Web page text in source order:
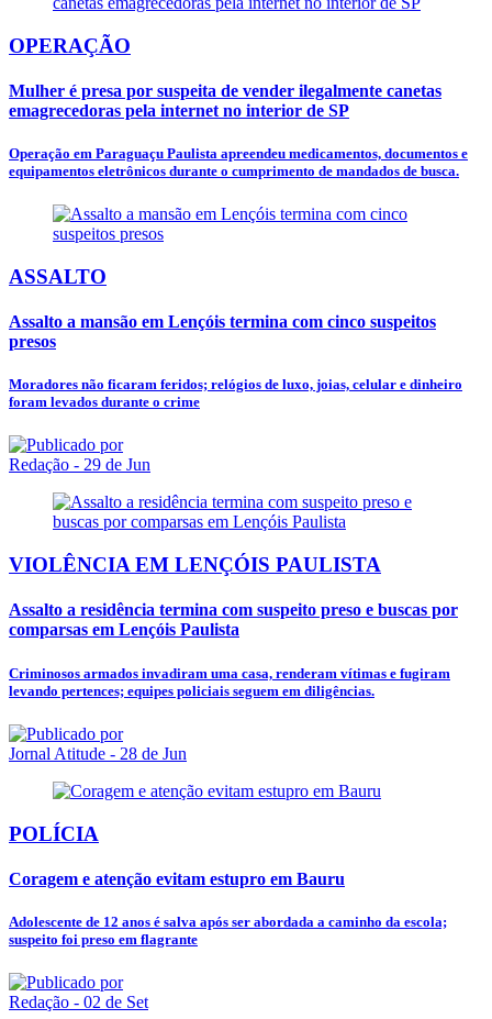
OPERAÇÃO
Mulher é presa por suspeita de vender ilegalmente canetas
emagrecedoras pela internet no interior de SP
Operação em Paraguaçu Paulista apreendeu medicamentos, documentos e
equipamentos eletrônicos durante o cumprimento de mandados de busca.
ASSALTO
Assalto a mansão em Lençóis termina com cinco suspeitos
presos
Moradores não ficaram feridos; relógios de luxo, joias, celular e dinheiro
foram levados durante o crime
Redação - 29 de Jun
VIOLÊNCIA EM LENÇÓIS PAULISTA
Assalto a residência termina com suspeito preso e buscas por
comparsas em Lençóis Paulista
Criminosos armados invadiram uma casa, renderam vítimas e fugiram
levando pertences; equipes policiais seguem em diligências.
Jornal Atitude - 28 de Jun
POLÍCIA
Coragem e atenção evitam estupro em Bauru
Adolescente de 12 anos é salva após ser abordada a caminho da escola;
suspeito foi preso em flagrante
Redação - 02 de Set